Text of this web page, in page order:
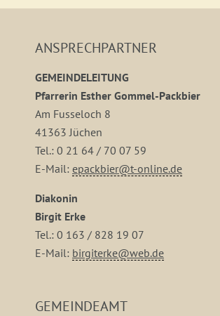
ANSPRECHPARTNER
GEMEINDELEITUNG
Pfarrerin Esther Gommel-Packbier
Am Fusseloch 8
41363 Jüchen
Tel.: 0 21 64 / 70 07 59
E-Mail: epackbier@t-online.de
Diakonin
Birgit Erke
Tel.: 0 163 / 828 19 07
E-Mail: birgiterke@web.de
GEMEINDEAMT